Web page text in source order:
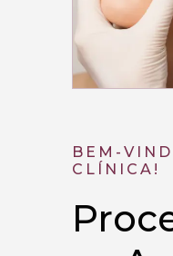
BEM-
CLÍNICA!